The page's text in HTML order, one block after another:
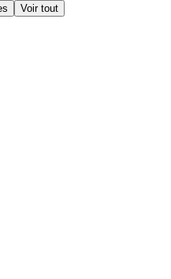
Voir tout